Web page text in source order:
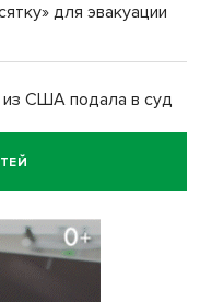
для эвакуации
из США подала в суд
бесплатную
25 тысяч